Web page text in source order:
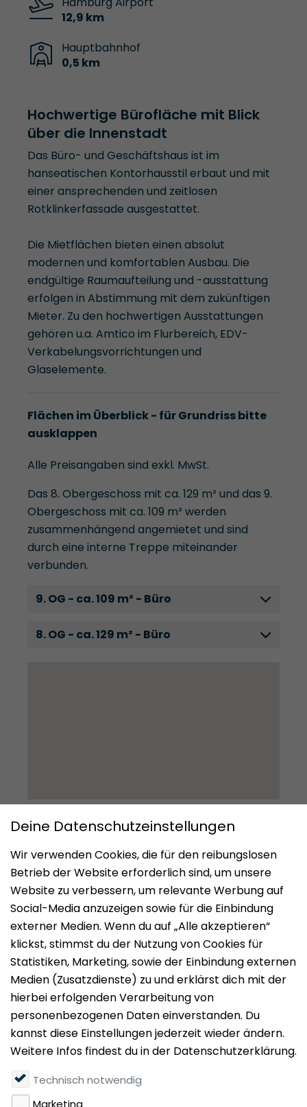
12,9 km
Hauptbahnhof
0,5 km
Hochwertige Bürofläche mit Blick
über die Innenstadt
Das Büro- und Geschäftshaus ist im
hanseatischen Kontorhausstil erbaut und mit
einer ansprechenden und zeitlosen
Rotklinkerfassade ausgestattet.
Die Mietflächen bieten einen absolut
modernen und komfortablen Ausbau. Die
endgültige Raumaufteilung und -ausstattung
erfolgen in Abstimmung mit dem zukünftigen
Mieter. Zu den hochwertigen Ausstattungen
gehören u.a. Amtico im Flurbereich, EDV-
Verkabelungsvorrichtungen und
Glaselemente.
Flächen im Überblick - für Grundriss bitte
ausklappen
Alle Preisangaben sind exkl. MwSt.
Das 8. Obergeschoss mit ca. 129 m² und das 9.
Obergeschoss mit ca. 109 m² werden
zusammenhängend angemietet und sind
durch eine interne Treppe miteinander
verbunden.
9. OG - ca. 109 m² - Büro
8. OG - ca. 129 m² - Büro
Impressum
Datenschutz
Nutzungsbedingungen
Mieten
Vermieten
Über uns
Presse